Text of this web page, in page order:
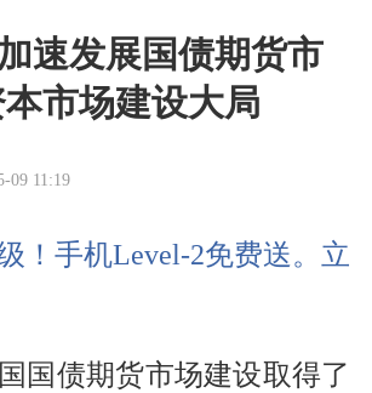
速发展国债期货市
市场建设大局
09 11:19
！手机Level-2免费送。立
国债期货市场建设取得了